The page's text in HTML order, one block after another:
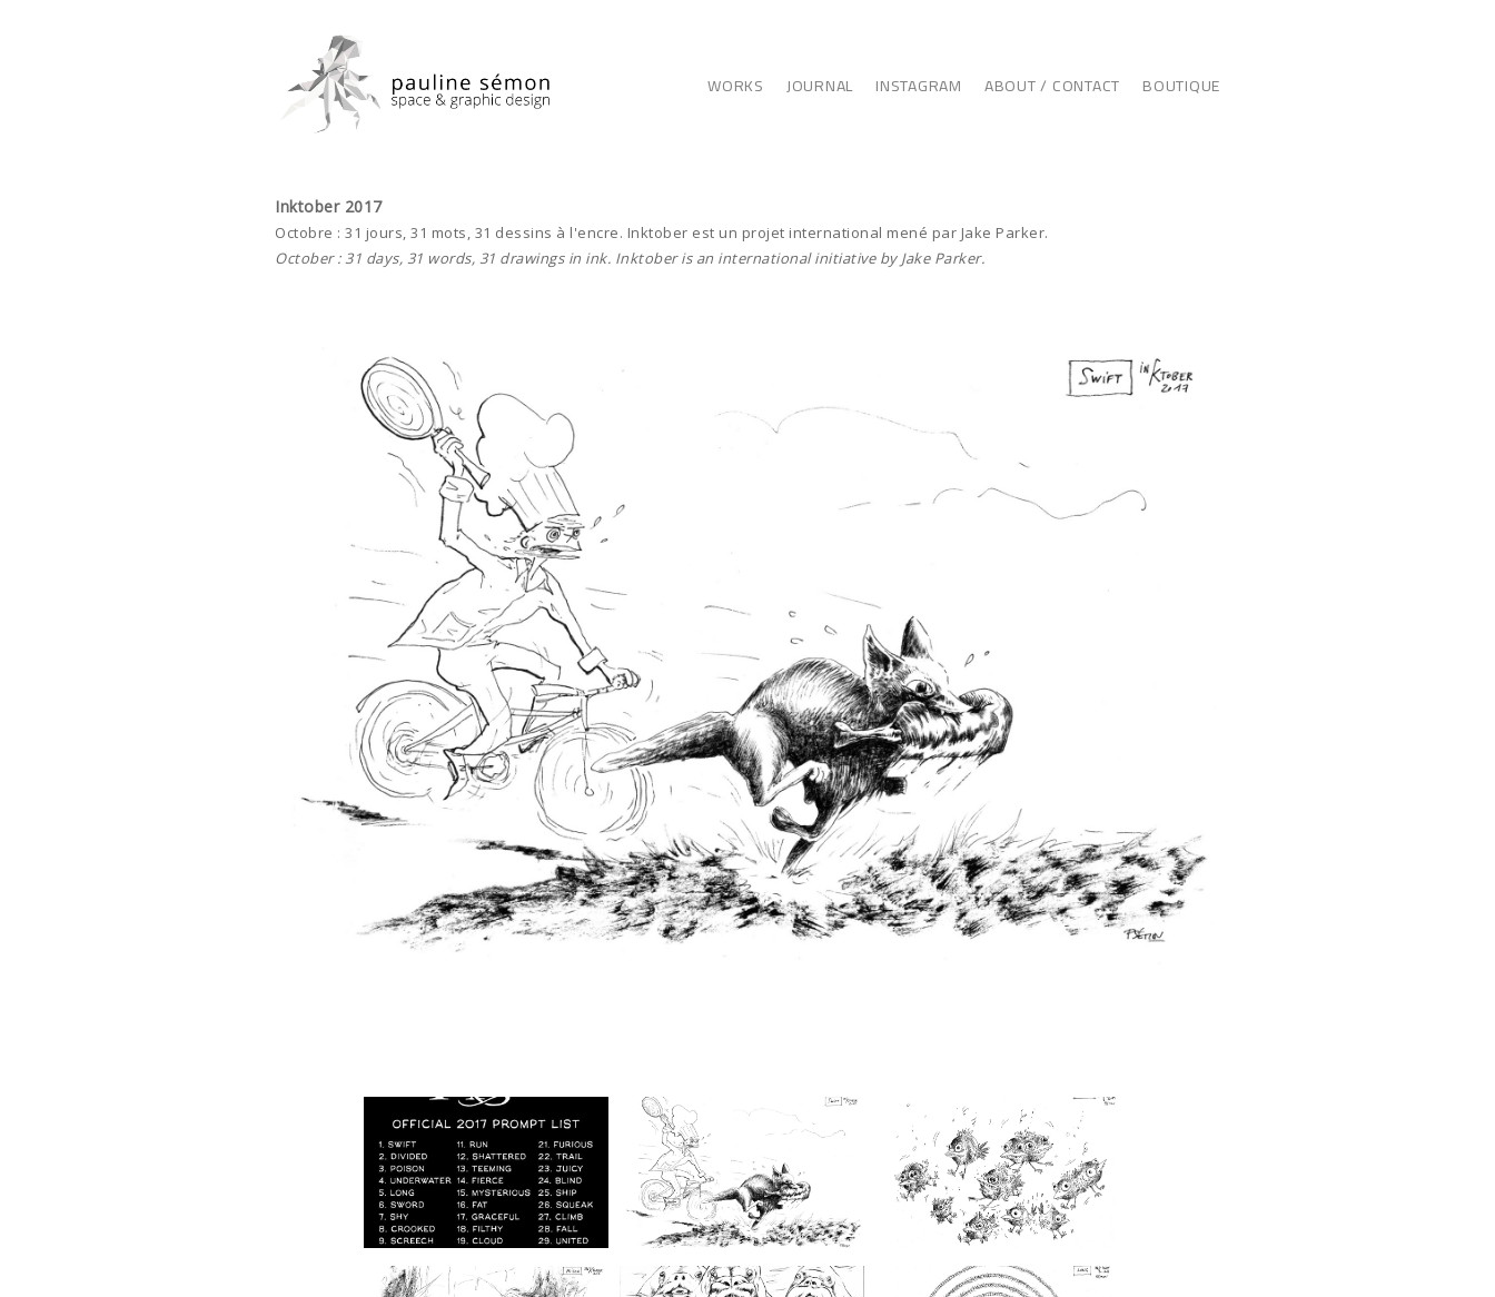
WORKS JOURNAL INSTAGRAM ABOUT / CONTACT BOUTIQUE
Inktober 2017
Octobre : 31 jours, 31 mots, 31 dessins à l'encre. Inktober est un projet international mené par Jake Parker.
October : 31 days, 31 words, 31 drawings in ink. Inktober is an international initiative by Jake Parker.